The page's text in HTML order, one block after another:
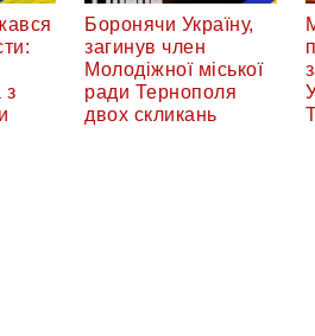
з
Боронячи Україну,
загинув член
Молодіжної міської
ради Тернополя
двох скликань